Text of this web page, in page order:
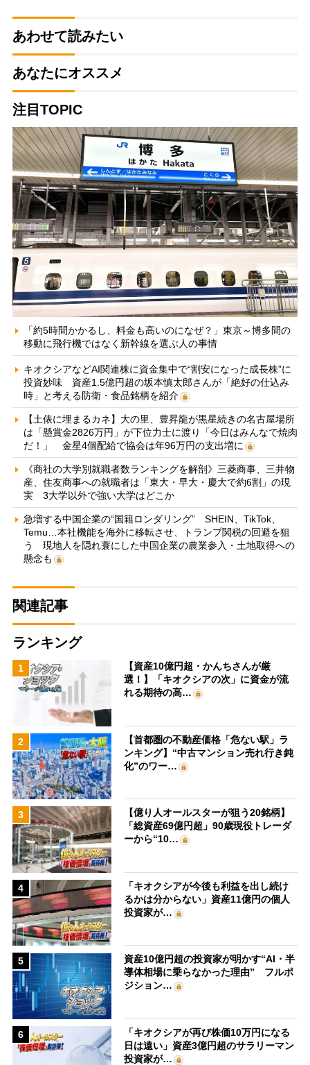
あわせて読みたい
あなたにオススメ
注目TOPIC
「約5時間かかるし、料金も高いのになぜ？」東京～博多間の
移動に飛行機ではなく新幹線を選ぶ人の事情
キオクシアなどAI関連株に資金集中で“割安になった成長株”に
投資妙味 資産1.5億円超の坂本慎太郎さんが「絶好の仕込み
時」と考える防衛・食品銘柄を紹介
【土俵に埋まるカネ】大の里、豊昇龍が黒星続きの名古屋場所
は「懸賞金2826万円」が下位力士に渡り「今日はみんなで焼肉
だ！」 金星4個配給で協会は年96万円の支出増に
《商社の大学別就職者数ランキングを解剖》三菱商事、三井物
産、住友商事への就職者は「東大・早大・慶大で約6割」の現
実 3大学以外で強い大学はどこか
急増する中国企業の“国籍ロンダリング” SHEIN、TikTok、
Temu…本社機能を海外に移転させ、トランプ関税の回避を狙
う 現地人を隠れ蓑にした中国企業の農業参入・土地取得への
懸念も
関連記事
ランキング
1
【資産10億円超・かんちさんが厳
選！】「キオクシアの次」に資金が流
れる期待の高…
2
【首都圏の不動産価格「危ない駅」ラ
ンキング】“中古マンション売れ行き鈍
化”のワー…
3
【億り人オールスターが狙う20銘柄】
「総資産69億円超」90歳現役トレーダ
ーから“10…
4
「キオクシアが今後も利益を出し続け
るかは分からない」資産11億円の個人
投資家が…
5
資産10億円超の投資家が明かす“AI・半
導体相場に乗らなかった理由” フルポ
ジション…
6
「キオクシアが再び株価10万円になる
日は遠い」資産3億円超のサラリーマン
投資家が…